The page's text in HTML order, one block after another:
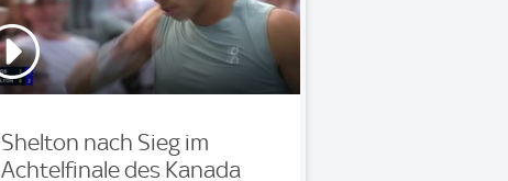
Shelton nach Sieg im
Achtelfinale des Kanada